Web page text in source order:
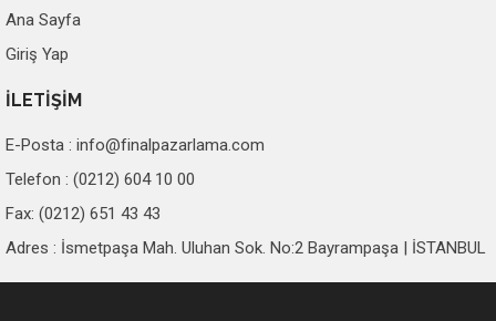
Ana Sayfa
Giriş Yap
İLETİŞİM
E-Posta : info@finalpazarlama.com
Telefon : (0212) 604 10 00
Fax: (0212) 651 43 43
Adres : İsmetpaşa Mah. Uluhan Sok. No:2 Bayrampaşa | İSTANBUL